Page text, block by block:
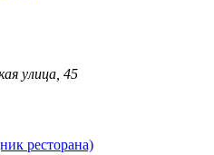
улица, 45
ресторана)